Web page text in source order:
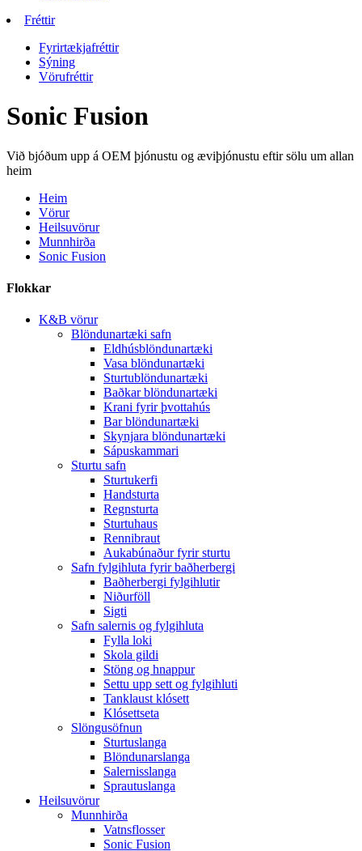
Fréttir
Fyrirtækjafréttir
Sýning
Vörufréttir
Sonic Fusion
Við bjóðum upp á OEM þjónustu og æviþjónustu eftir sölu um allan
heim
Heim
Vörur
Heilsuvörur
Munnhirða
Sonic Fusion
Flokkar
K&B vörur
Blöndunartæki safn
Eldhúsblöndunartæki
Vasa blöndunartæki
Sturtublöndunartæki
Baðkar blöndunartæki
Krani fyrir þvottahús
Bar blöndunartæki
Skynjara blöndunartæki
Sápuskammari
Sturtu safn
Sturtukerfi
Handsturta
Regnsturta
Sturtuhaus
Rennibraut
Aukabúnaður fyrir sturtu
Safn fylgihluta fyrir baðherbergi
Baðherbergi fylgihlutir
Niðurföll
Sigti
Safn salernis og fylgihluta
Fylla loki
Skola gildi
Stöng og hnappur
Settu upp sett og fylgihluti
Tanklaust klósett
Klósettseta
Slöngusöfnun
Sturtuslanga
Blöndunarslanga
Salernisslanga
Sprautuslanga
Heilsuvörur
Munnhirða
Vatnsflosser
Sonic Fusion